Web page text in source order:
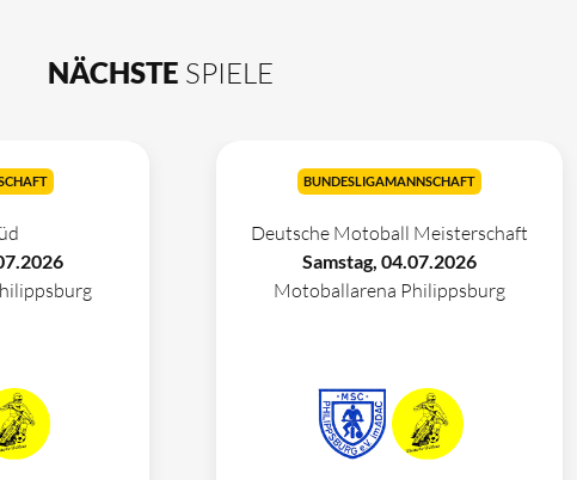
NÄCHSTE SPIELE
BUNDESLIGAMANNSCHAFT
Deutsche Motoball Meisterschaft
Samstag, 04.07.2026
Motoballarena Philippsburg